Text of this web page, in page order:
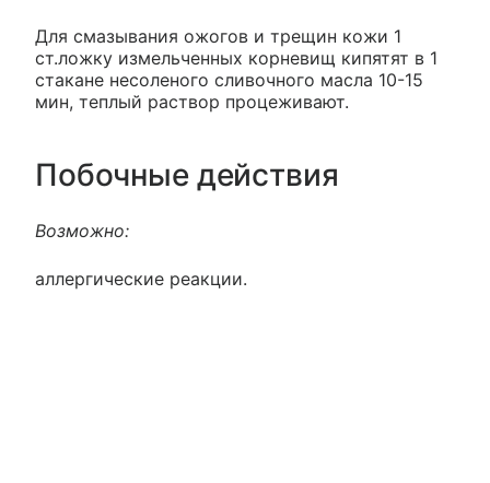
Для смазывания ожогов и трещин кожи 1
ст.ложку измельченных корневищ кипятят в 1
стакане несоленого сливочного масла 10-15
мин, теплый раствор процеживают.
Побочные действия
Возможно:
аллергические реакции.